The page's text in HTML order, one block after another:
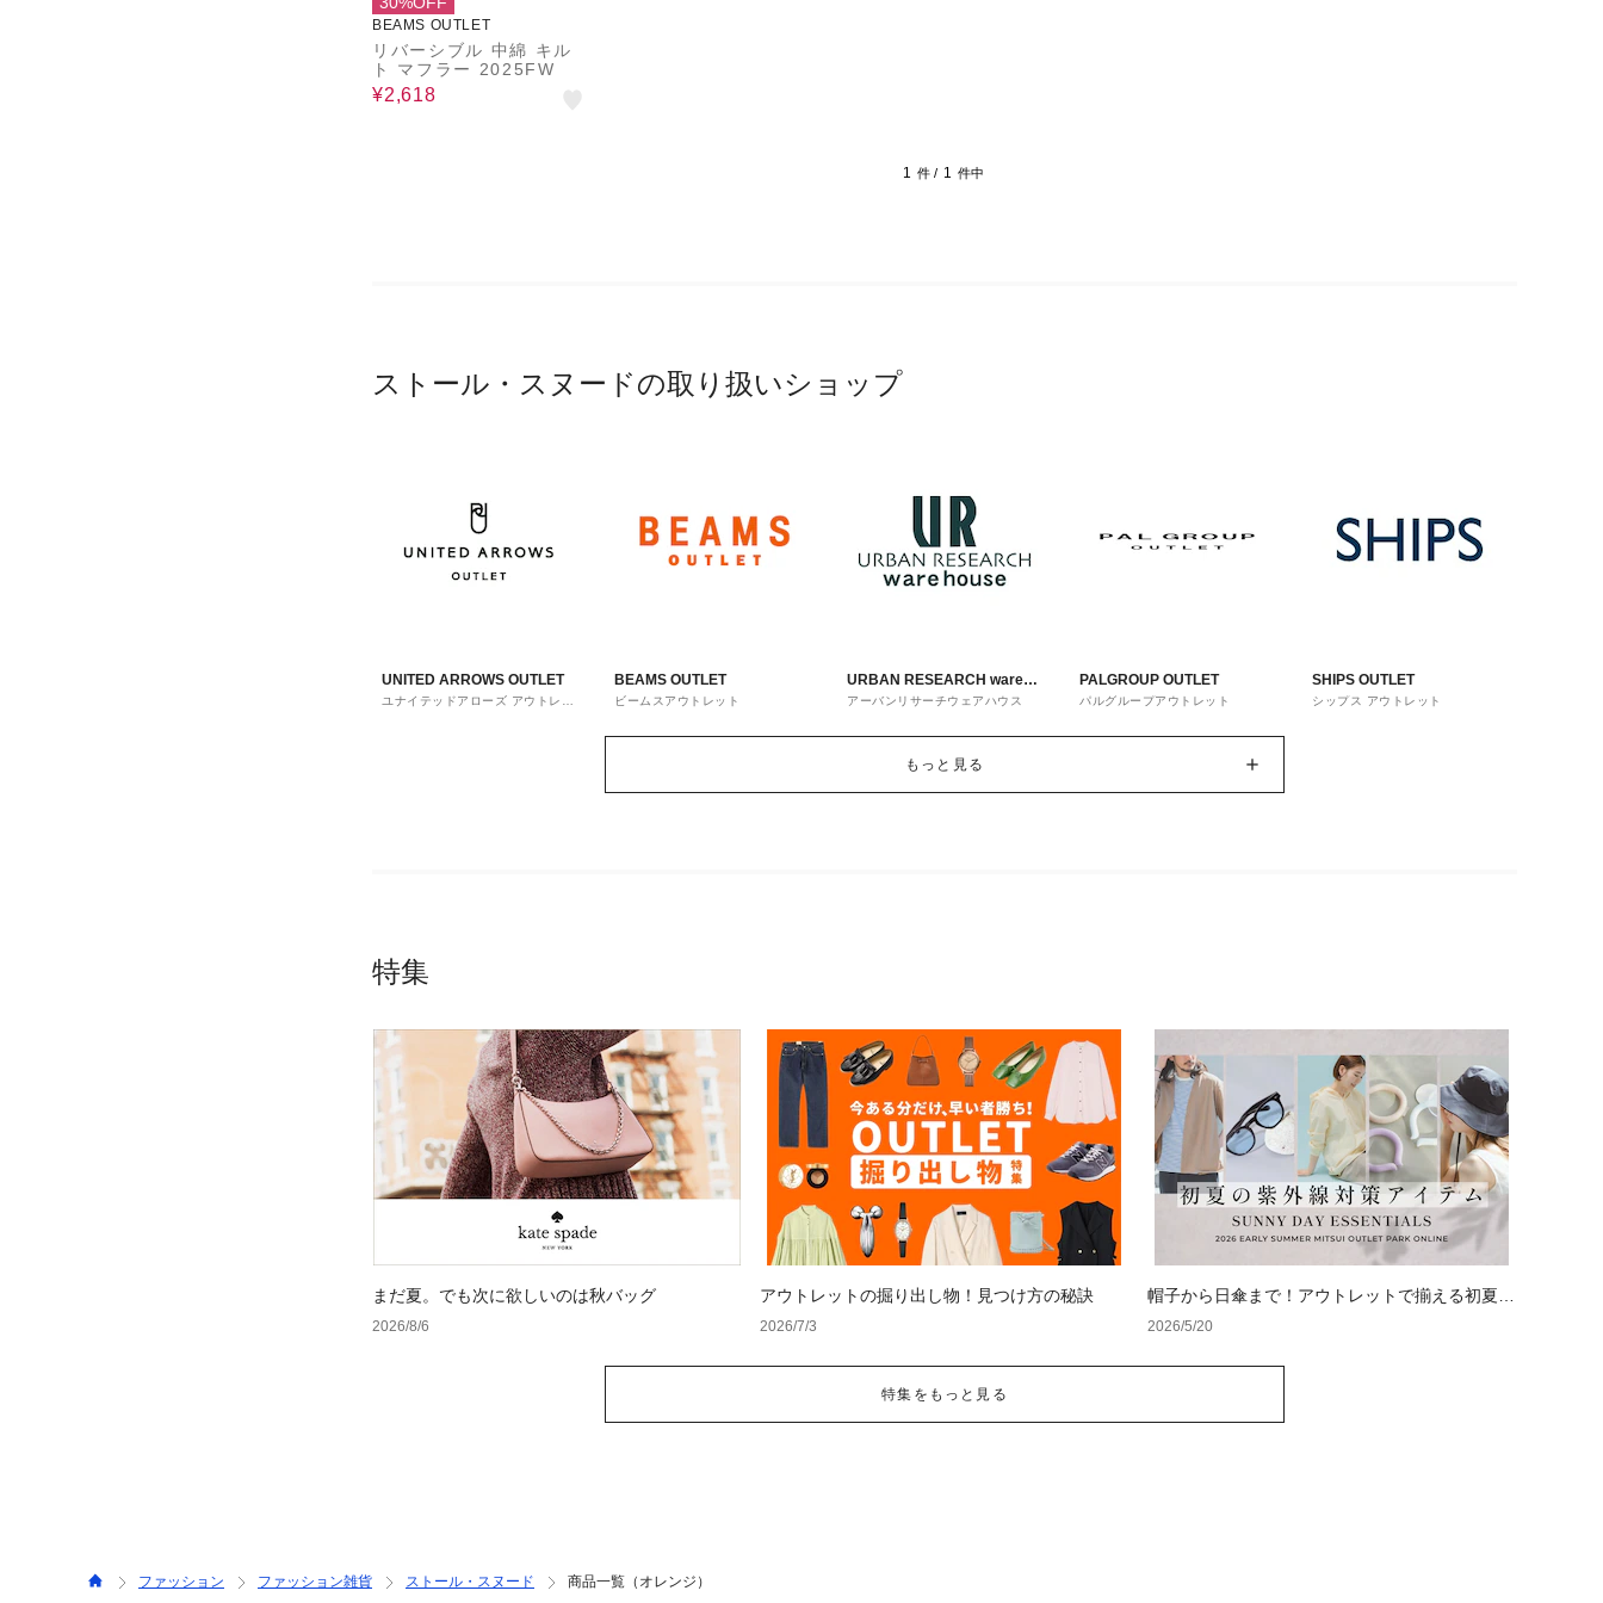
BEAMS OUTLET
リバーシブル 中綿 キル
ト マフラー 2025FW
¥2,618
1 件 / 1 件中
ストール・スヌードの取り扱いショップ
UNITED ARROWS OUTLET
ユナイテッドアローズ アウトレッ
BEAMS OUTLET
ビームスアウトレット
URBAN RESEARCH ware
house
アーバンリサーチウェアハウス
PALGROUP OUTLET
パルグループアウトレット
SHIPS OUTLET
シップス アウトレット
もっと見る
特集
まだ夏。でも次に欲しいのは秋バッグ
2026/8/6
アウトレットの掘り出し物！見つけ方の秘訣
2026/7/3
帽子から日傘まで！アウトレットで揃える初夏の
紫外線対策アイテム
2026/5/20
特集をもっと見る
ファッション ファッション雑貨 ストール・スヌード 商品一覧（オレンジ）